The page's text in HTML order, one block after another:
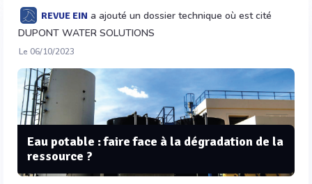
REVUE EIN a ajouté un dossier technique où est cité
DUPONT WATER SOLUTIONS
Le 06/10/2023
Eau potable : faire face à la dégradation de la
ressource ?